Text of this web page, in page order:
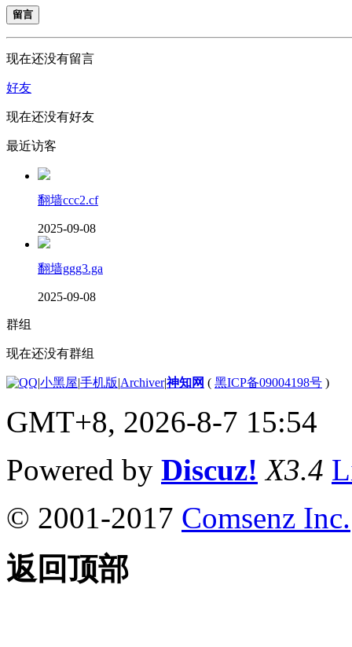
留言
现在还没有留言
好友
现在还没有好友
最近访客
翻墙ccc2.cf
2025-09-08
翻墙ggg3.ga
2025-09-08
群组
现在还没有群组
|小黑屋|手机版|Archiver|神知网 ( 黑ICP备09004198号 )
GMT+8, 2026-8-7 15:54
Powered by Discuz! X3.4
© 2001-2017 Comsenz Inc.
返回顶部